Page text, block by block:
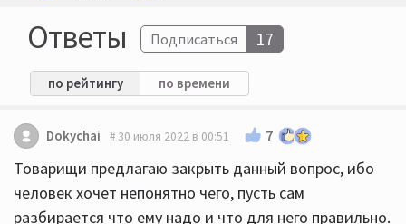
Ответы Подписаться 17
по рейтингу по времени
Dokychai 30 июля 2022 в 00:51 7
Товарищи предлагаю закрыть данный вопрос, ибо
человек хочет непонятно чего, пусть сам
разбирается что ему надо и что для него правильно.